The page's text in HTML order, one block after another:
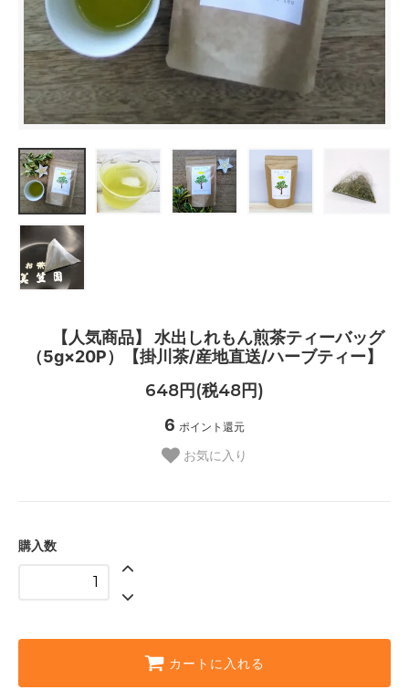
【人気商品】 水出しれもん煎茶ティーバッグ
（5g×20P）【掛川茶/産地直送/ハーブティー】
648円(税48円)
6 ポイント還元
お気に入り
購入数
カートに入れる